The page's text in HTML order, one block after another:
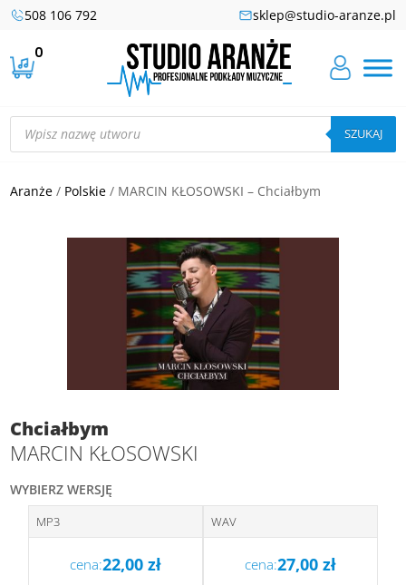
508 106 792 sklep@studio-aranze.pl
0
Wyszukiwarka
produktów SZUKAJ
Aranże / Polskie / MARCIN KŁOSOWSKI – Chciałbym
Chciałbym
MARCIN KŁOSOWSKI
WYBIERZ WERSJĘ
MP3
cena:22,00zł
WAV
cena:27,00 zł